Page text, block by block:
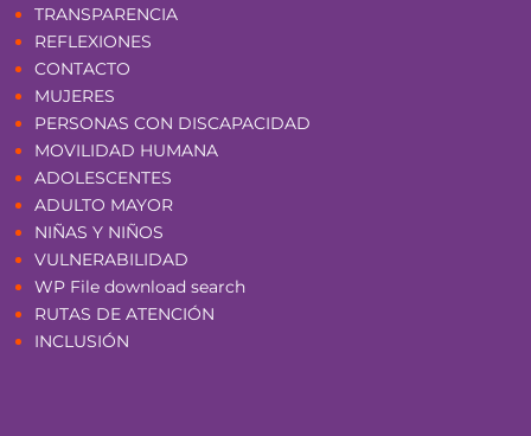
TRANSPARENCIA
REFLEXIONES
CONTACTO
MUJERES
PERSONAS CON DISCAPACIDAD
MOVILIDAD HUMANA
ADOLESCENTES
ADULTO MAYOR
NIÑAS Y NIÑOS
VULNERABILIDAD
WP File download search
RUTAS DE ATENCIÓN
INCLUSIÓN